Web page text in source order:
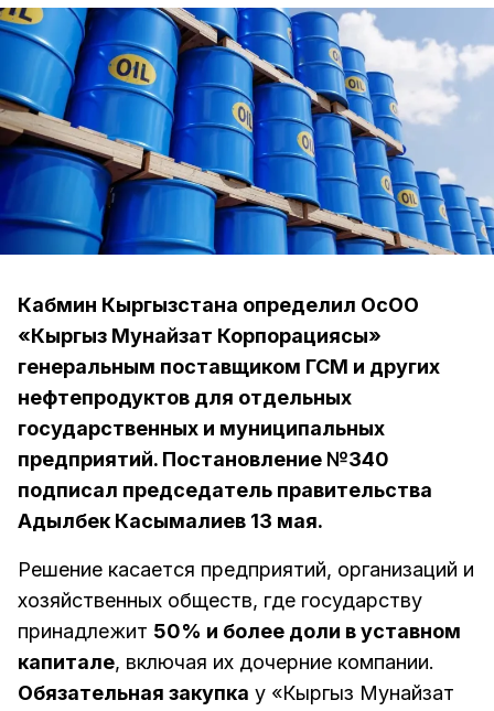
Кабмин Кыргызстана определил ОсОО
«Кыргыз Мунайзат Корпорациясы»
генеральным поставщиком ГСМ и других
нефтепродуктов для отдельных
государственных и муниципальных
предприятий. Постановление №340
подписал председатель правительства
Адылбек Касымалиев 13 мая.
Решение касается предприятий, организаций и
хозяйственных обществ, где государству
принадлежит 50% и более доли в уставном
капитале, включая их дочерние компании.
Обязательная закупка у «Кыргыз Мунайзат